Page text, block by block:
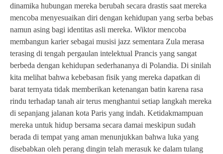
dinamika hubungan mereka berubah secara drastis saat mereka
mencoba menyesuaikan diri dengan kehidupan yang serba bebas
namun asing bagi identitas asli mereka. Wiktor mencoba
membangun karier sebagai musisi jazz sementara Zula merasa
terasing di tengah pergaulan intelektual Prancis yang sangat
berbeda dengan kehidupan sederhananya di Polandia. Di sinilah
kita melihat bahwa kebebasan fisik yang mereka dapatkan di
barat ternyata tidak memberikan ketenangan batin karena rasa
rindu terhadap tanah air terus menghantui setiap langkah mereka
di sepanjang jalanan kota Paris yang indah. Ketidakmampuan
mereka untuk hidup bersama secara damai meskipun sudah
berada di tempat yang aman menunjukkan bahwa luka yang
disebabkan oleh perang dingin telah merasuk ke dalam tulang